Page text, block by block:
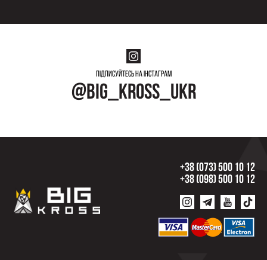
Підписуйтесь на інстаграм
@big_kross_ukr
+38 (073) 500 10 12
+38 (098) 500 10 12